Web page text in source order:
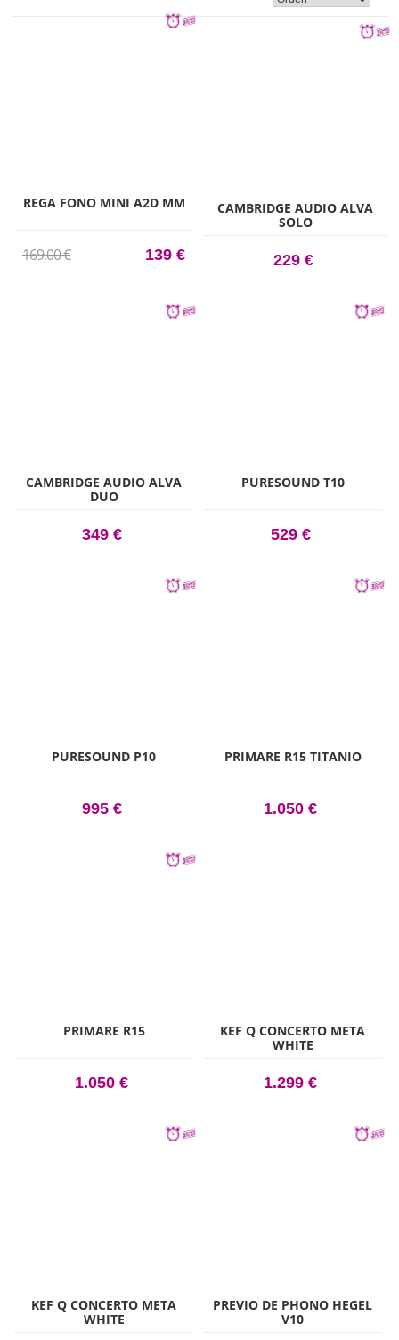
REGA FONO MINI A2D MM
169,00 € 139 €
CAMBRIDGE AUDIO ALVA
SOLO
229 €
CAMBRIDGE AUDIO ALVA
DUO
349 €
PURESOUND T10
529 €
PURESOUND P10
995 €
PRIMARE R15 TITANIO
1.050 €
PRIMARE R15
1.050 €
KEF Q CONCERTO META
WHITE
1.299 €
KEF Q CONCERTO META
WHITE
PREVIO DE PHONO HEGEL
V10